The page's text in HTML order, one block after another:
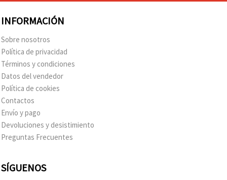
INFORMACIÓN
Sobre nosotros
Política de privacidad
Términos y condiciones
Datos del vendedor
Política de cookies
Contactos
Envío y pago
Devoluciones y desistimiento
Preguntas Frecuentes
SÍGUENOS